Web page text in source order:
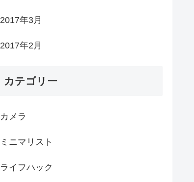
2017年3月
2017年2月
カテゴリー
カメラ
ミニマリスト
ライフハック